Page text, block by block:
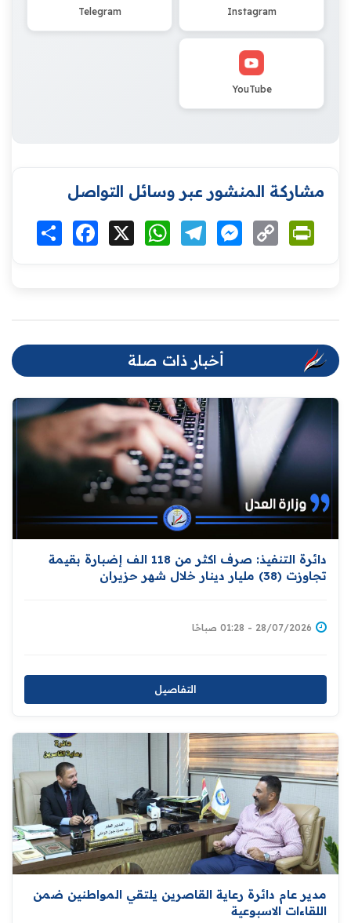
Instagram
Telegram
YouTube
مشاركة المنشور عبر وسائل التواصل
انشر Facebook WhatsAppTelegramMessenger
Copy
Link
أخبار ذات صلة
دائرة التنفيذ: صرف اكثر من 118 الف إضبارة بقيمة
تجاوزت (38) مليار دينار خلال شهر حزيران
28/07/2026 - 01:28 صباحًا
التفاصيل
مدير عام دائرة رعاية القاصرين يلتقي المواطنين ضمن
اللقاءات الاسبوعية